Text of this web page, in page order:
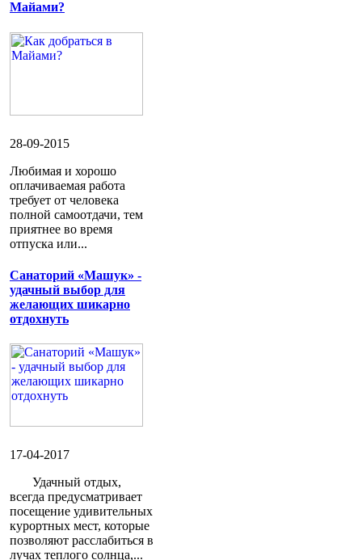
Майами?
28-09-2015
Любимая и хорошо
оплачиваемая работа
требует от человека
полной самоотдачи, тем
приятнее во время
отпуска или...
Санаторий «Машук» -
удачный выбор для
желающих шикарно
отдохнуть
17-04-2017
Удачный отдых,
всегда предусматривает
посещение удивительных
курортных мест, которые
позволяют расслабиться в
лучах теплого солнца,...